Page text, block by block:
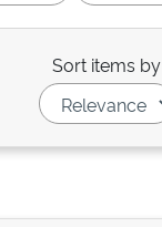
Sort items by